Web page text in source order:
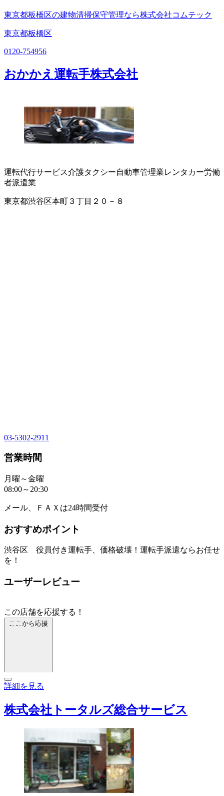
東京都板橋区の建物清掃保守管理なら株式会社コムテック
東京都板橋区
0120-754956
おかかえ運転手株式会社
運転代行サービス介護タクシー自動車管理業レンタカー労働
者派遣業
東京都渋谷区本町３丁目２０－８
03-5302-2911
営業時間
月曜～金曜
08:00～20:30
メール、ＦＡＸは24時間受付
おすすめポイント
渋谷区 役員付き運転手、価格破壊！運転手派遣ならお任せ
を！
ユーザーレビュー
この店舗を応援する！
ここから応援
詳細を見る
株式会社トータルズ総合サービス